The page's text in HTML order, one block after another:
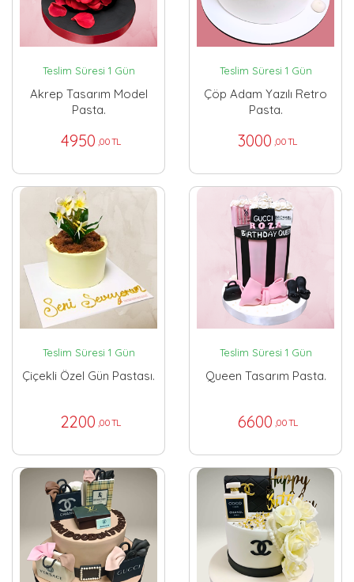
Teslim Süresi 1 Gün
Akrep Tasarım Model
Pasta.
4950 ,00 TL
Teslim Süresi 1 Gün
Çöp Adam Yazılı Retro
Pasta.
3000 ,00 TL
Teslim Süresi 1 Gün
Çiçekli Özel Gün Pastası.
2200 ,00 TL
Teslim Süresi 1 Gün
Queen Tasarım Pasta.
6600 ,00 TL